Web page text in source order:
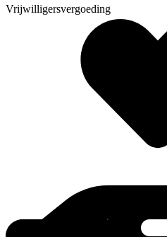
Vrijwilligersvergoeding